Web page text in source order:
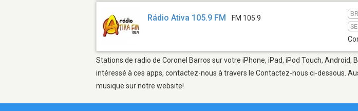
Rádio Ativa 105.9 FM FM 105.9
Stations de radio de Coronel Barros sur votre iPhone, iPad, iPod Touch,
intéressé à ces apps, contactez-nous à travers le Contactez-nous ci-dessous.
musique sur notre website!